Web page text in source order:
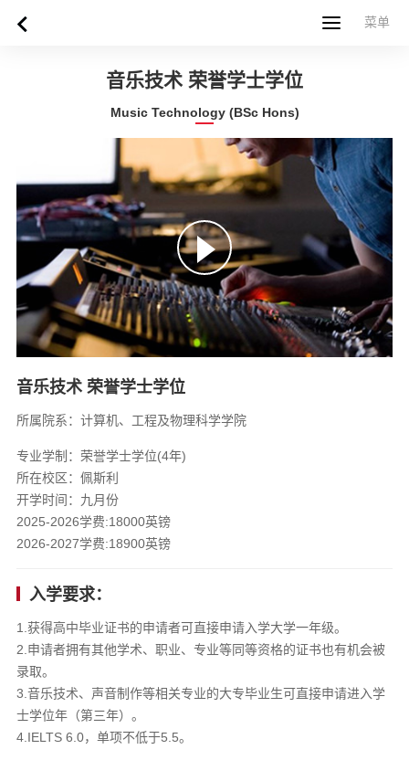
菜单
菜单
简体中文 繁體中文
关于西苏格兰大学
音乐技术 荣誉学士学位
Music Technology (BSc Hons)
音乐技术 荣誉学士学位
所属院系：计算机、工程及物理科学学院
专业学制：荣誉学士学位(4年)
所在校区：佩斯利
开学时间：九月份
2025-2026学费:18000英镑
2026-2027学费:18900英镑
入学要求：
1.获得高中毕业证书的申请者可直接申请入学大学一年级。
2.申请者拥有其他学术、职业、专业等同等资格的证书也有机会被
录取。
3.音乐技术、声音制作等相关专业的大专毕业生可直接申请进入学
士学位年（第三年）。
4.IELTS 6.0，单项不低于5.5。